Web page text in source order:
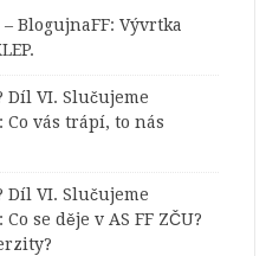
BlogujnaFF: Vývrtka
Díl VI. Slučujeme
: Co vás trápí, to nás
Díl VI. Slučujeme
: Co se děje v AS FF ZČU?